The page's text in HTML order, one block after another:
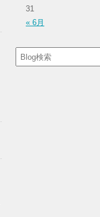
« 6月
31